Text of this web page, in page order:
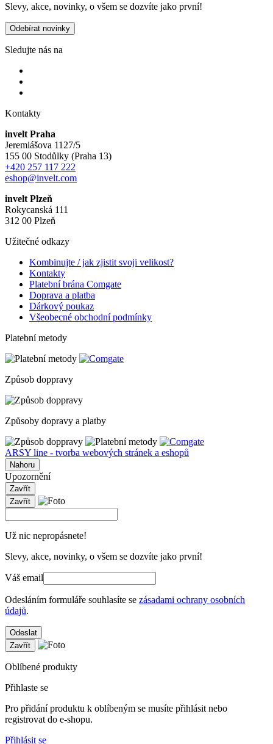
Slevy, akce, novinky, o všem se dozvíte jako první!
Odebírat novinky
Sledujte nás na
Kontakty
invelt Praha
Jeremiášova 1127/5
155 00 Stodůlky (Praha 13)
+420 257 117 222
eshop@invelt.com
invelt Plzeň
Rokycanská 111
312 00 Plzeň
Užitečné odkazy
Kombinujte / jak zjistit svoji velikost?
Kontakty
Platební brána Comgate
Doprava a platba
Dárkový poukaz
Všeobecné obchodní podmínky
Platební metody
Způsob doppravy
Způsoby dopravy a platby
ARSY line - tvorba webových stránek a eshopů
Nahoru
Upozornění
Zavřít
Zavřít
Už nic nepropásnete!
Slevy, akce, novinky, o všem se dozvíte jako první!
Váš email
Odesláním formuláře souhlasíte se zásadami ochrany osobních
údajů.
Odeslat
Zavřít
Oblíbené produkty
Přihlaste se
Pro přidání produktu k oblíbeným se musíte přihlásit nebo
registrovat do e-shopu.
Přihlásit se